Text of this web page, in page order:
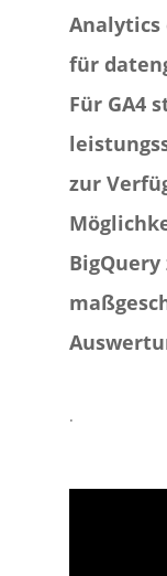
Analytics
für
Für GA4
zur
BigQuery
.